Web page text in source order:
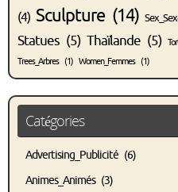
(4) Sculpture(14)
Statues (5) Thaïlande (5)
Trees_Arbres(1) Women_Femmes(1)
Catégories
Advertising_Publicité (6)
Animes_Animés(3)